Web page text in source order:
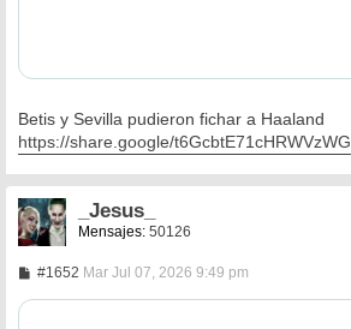
Betis y Sevilla pudieron fichar a Haaland
https://share.google/t6GcbtE71cHRWVzWG
_Jesus_
Mensajes: 50126
#1652M
n
Mar Jul 07, 2026 9:49 pm